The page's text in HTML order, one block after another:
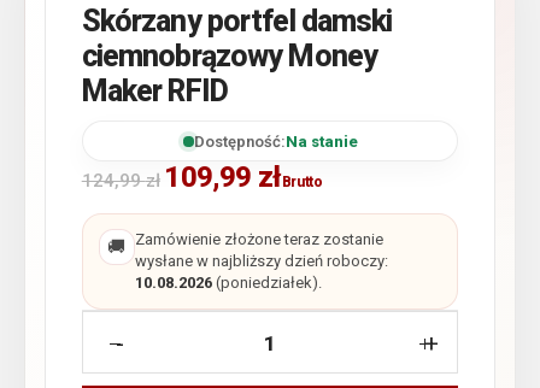
Skórzany portfel damski
ciemnobrązowy Money
Maker RFID
Dostępność:Na stanie
124,99zł 109,99 złBrutto
🚚 Zamówienie złożone teraz zostanie
wysłane w najbliższy dzień roboczy:
10.08.2026(poniedziałek).
- +